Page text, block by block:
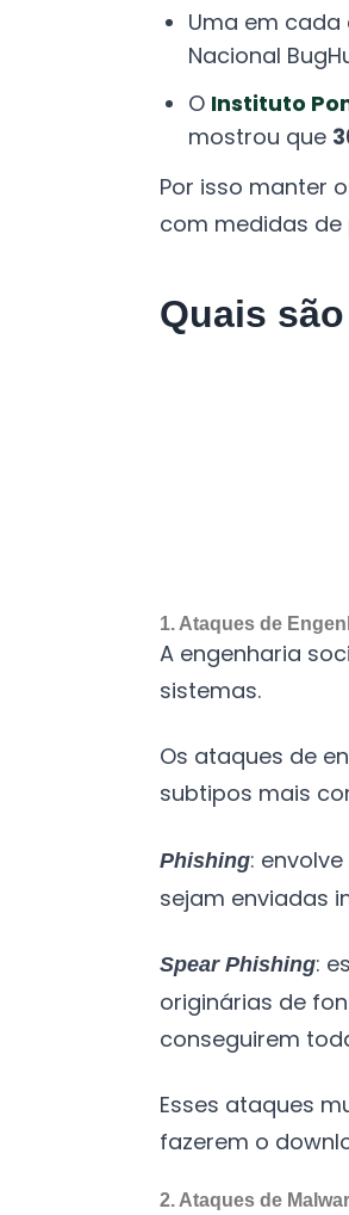
Uma em
Nacional
O Instituto
mostrou que
Por isso manter
com medidas de
Quais
1. Ataques de
A engenharia
sistemas.
Os ataques de
subtipos mais
Phishing:
sejam enviadas
Spear Phishing:
originárias de
conseguirem
Esses ataques
fazerem o
2. Ataques de